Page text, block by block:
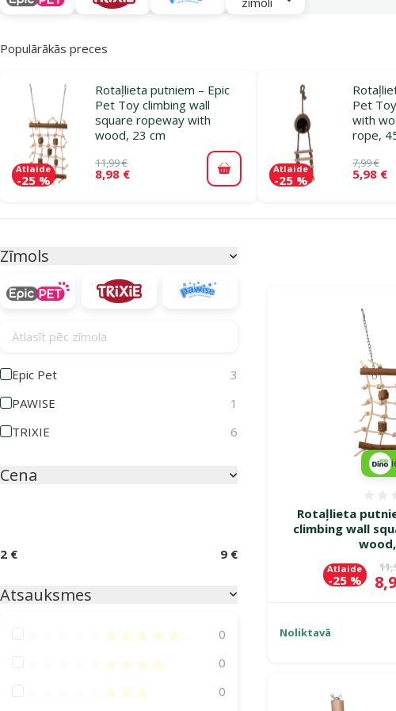
Populārākās preces
Rotaļlieta putniem – Epic
Pet Toy climbing wall
square ropeway with
wood, 23 cm
11,99 €
8,98 €
Atlaide
-25 % Pievienot grozam
Pet
with
rope,
7,99 €
5,98 €
Atlaide
-25 %
Zīmols
Atlasīt pēc zīmola
Epic Pet
3
PAWISE
1
TRIXIE
6
Cena
2 € 9 €
Atsauksmes
Atsauksmes 100%
0
Atsauksmes 80%
0
Atsauksmes 60%
0
Rotaļlieta
climbing wall
Atlaide
-25 %
Noliktavā